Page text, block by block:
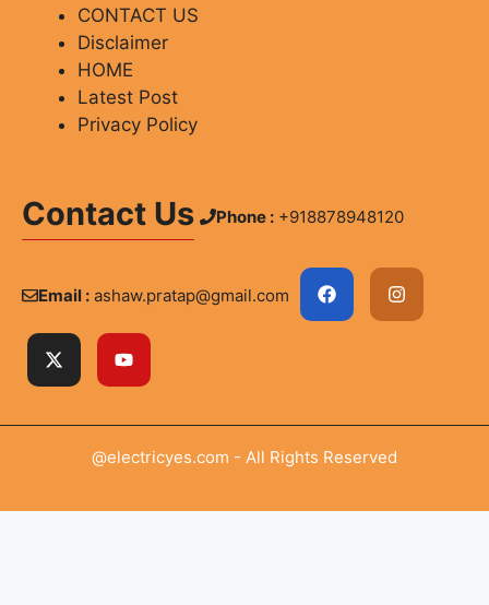
CONTACT US
Disclaimer
HOME
Latest Post
Privacy Policy
Contact Us Phone : +918878948120
Email : ashaw.pratap@gmail.com
@electricyes.com - All Rights Reserved